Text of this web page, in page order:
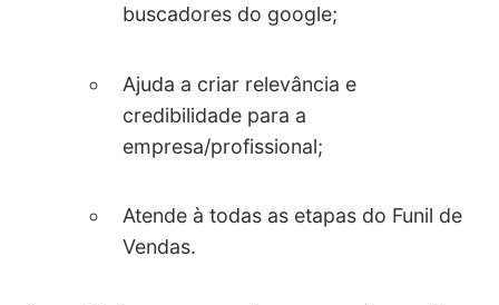
buscadores do google;
Ajuda a criar relevância e
credibilidade para a
empresa/profissional;
Atende à todas as etapas do Funil de
Vendas.